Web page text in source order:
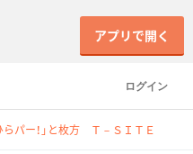
ログイン
アプリで開く
らパー！」と枚方 Ｔ－ＳＩＴＥ